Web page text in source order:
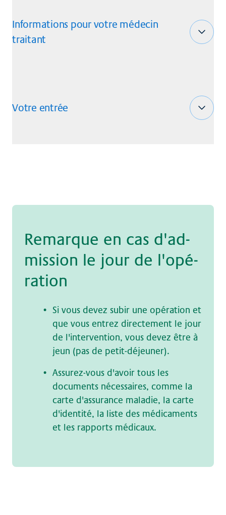
Informations pour votre médecin
traitant
Votre entrée
Re­mar­que en cas d'ad­
mis­si­on le jour de l'o­pé­
ra­ti­on
Si vous devez subir une opération et
que vous entrez directement le jour
de l'intervention, vous devez être à
jeun (pas de petit-déjeuner).
Assurez-vous d'avoir tous les
documents nécessaires, comme la
carte d'assurance maladie, la carte
d'identité, la liste des médicaments
et les rapports médicaux.